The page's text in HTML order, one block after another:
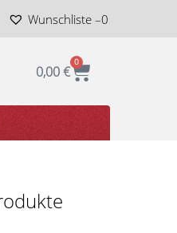
Wunschliste –0
0,00€
0
Warenkorb